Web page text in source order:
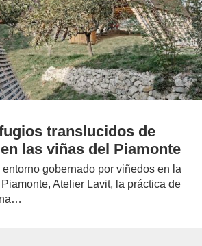
translucidos de
las viñas del Piamonte
gobernado por viñedos en la
Atelier Lavit, la práctica de